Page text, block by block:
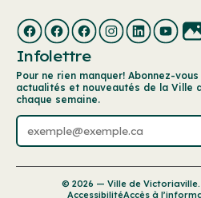
Infolettre
Pour ne rien manquer! Abonnez-
actualités et nouveautés de la Ville
chaque semaine.
© 2026 — Ville de
AccessibilitéAccès à